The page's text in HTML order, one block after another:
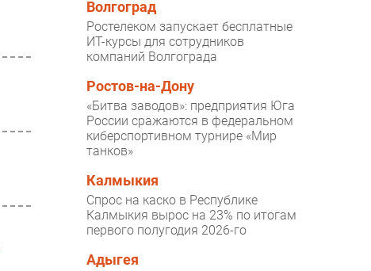
Волгоград
Ростелеком запускает бесплатные
ИТ-курсы для сотрудников
компаний Волгограда
Ростов-на-Дону
«Битва заводов»: предприятия Юга
России сражаются в федеральном
киберспортивном турнире «Мир
танков»
Калмыкия
Спрос на каско в Республике
Калмыкия вырос на 23% по итогам
первого полугодия 2026-го
Адыгея